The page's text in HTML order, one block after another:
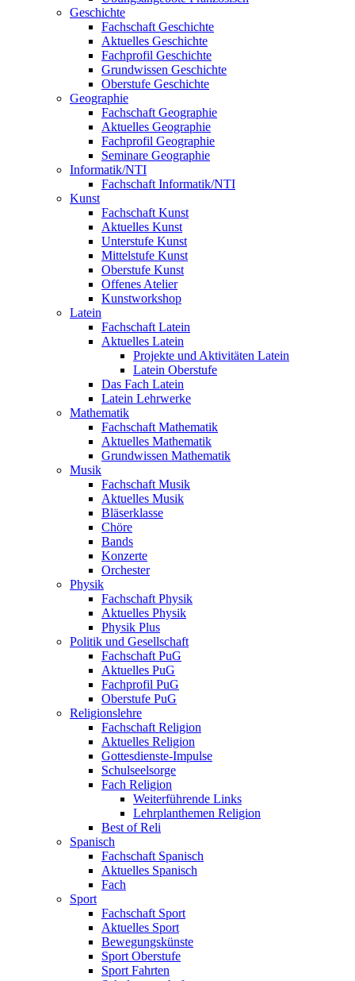
Geschichte
Fachschaft Geschichte
Aktuelles Geschichte
Fachprofil Geschichte
Grundwissen Geschichte
Oberstufe Geschichte
Geographie
Fachschaft Geographie
Aktuelles Geographie
Fachprofil Geographie
Seminare Geographie
Informatik/NTI
Fachschaft Informatik/NTI
Kunst
Fachschaft Kunst
Aktuelles Kunst
Unterstufe Kunst
Mittelstufe Kunst
Oberstufe Kunst
Offenes Atelier
Kunstworkshop
Latein
Fachschaft Latein
Aktuelles Latein
Projekte und Aktivitäten Latein
Latein Oberstufe
Das Fach Latein
Latein Lehrwerke
Mathematik
Fachschaft Mathematik
Aktuelles Mathematik
Grundwissen Mathematik
Musik
Fachschaft Musik
Aktuelles Musik
Bläserklasse
Chöre
Bands
Konzerte
Orchester
Physik
Fachschaft Physik
Aktuelles Physik
Physik Plus
Politik und Gesellschaft
Fachschaft PuG
Aktuelles PuG
Fachprofil PuG
Oberstufe PuG
Religionslehre
Fachschaft Religion
Aktuelles Religion
Gottesdienste-Impulse
Schulseelsorge
Fach Religion
Weiterführende Links
Lehrplanthemen Religion
Best of Reli
Spanisch
Fachschaft Spanisch
Aktuelles Spanisch
Fach
Sport
Fachschaft Sport
Aktuelles Sport
Bewegungskünste
Sport Oberstufe
Sport Fahrten